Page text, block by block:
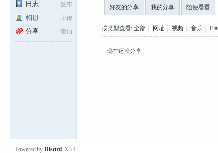
索
盆
发布
日志
上传
相册
添加
分享
好友的分享 我的分享 随便看看
按类型查看: 全部 网址 视频 音乐
现在还没分享
Powered by Discuz! X3.4